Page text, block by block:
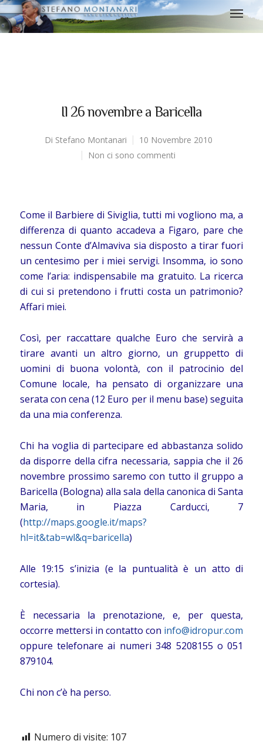
Il 26 novembre a Baricella
Di Stefano Montanari
10 Novembre 2010
Non ci sono commenti
Come il Barbiere di Siviglia, tutti mi vogliono ma, a
differenza di quanto accadeva a Figaro, pare che
nessun Conte d’Almaviva sia disposto a tirar fuori
un centesimo per i miei servigi. Insomma, io sono
come l’aria: indispensabile ma gratuito. La ricerca
di cui si pretendono i frutti costa un patrimonio?
Affari miei.
Così, per raccattare qualche Euro che servirà a
tirare avanti un altro giorno, un gruppetto di
uomini di buona volontà, con il patrocinio del
Comune locale, ha pensato di organizzare una
serata con cena (12 Euro per il menu base) seguita
da una mia conferenza.
Chi ha voglia di partecipare ed abbastanza solido
da disporre della cifra necessaria, sappia che il 26
novembre prossimo saremo con tutto il gruppo a
Baricella (Bologna) alla sala della canonica di Santa
Maria, in Piazza Carducci, 7
(http://maps.google.it/maps?
hl=it&tab=wl&q=baricella)
Alle 19:15 s’inizia (e la puntualità è un atto di
cortesia).
È necessaria la prenotazione, e, per questa,
occorre mettersi in contatto con info@idropur.com
oppure telefonare ai numeri 348 5208155 o 051
879104.
Chi non c’è ha perso.
Numero di visite: 107